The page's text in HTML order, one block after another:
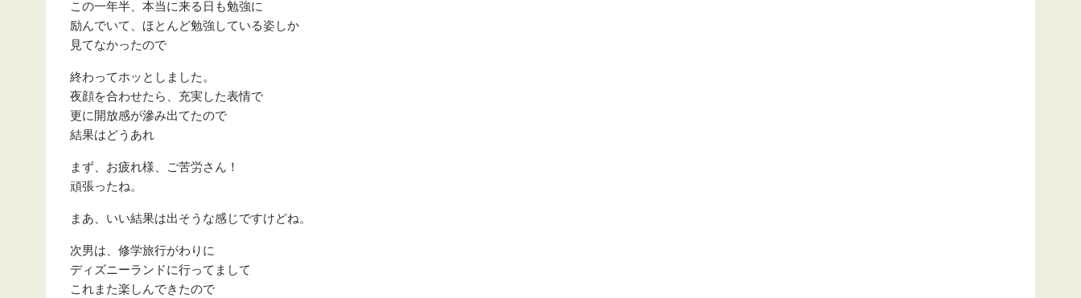
この一年半、本当に来る日も勉強に
励んでいて、ほとんど勉強している姿しか
見てなかったので
終わってホッとしました。
夜顔を合わせたら、充実した表情で
更に開放感が滲み出てたので
結果はどうあれ
まず、お疲れ様、ご苦労さん！
頑張ったね。
まあ、いい結果は出そうな感じですけどね。
次男は、修学旅行がわりに
ディズニーランドに行ってまして
これまた楽しんできたので